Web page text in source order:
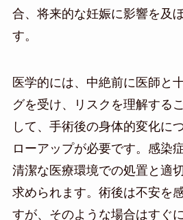
合、将来的な妊娠に影響を及
す。
医学的には、中絶前に医師と
グを受け、リスクを理解する
して、手術後の身体的変化に
ローアップが必要です。感染
清潔な医療環境での処置と適
求められます。術後は不安を
すが、そのような場合はすぐ